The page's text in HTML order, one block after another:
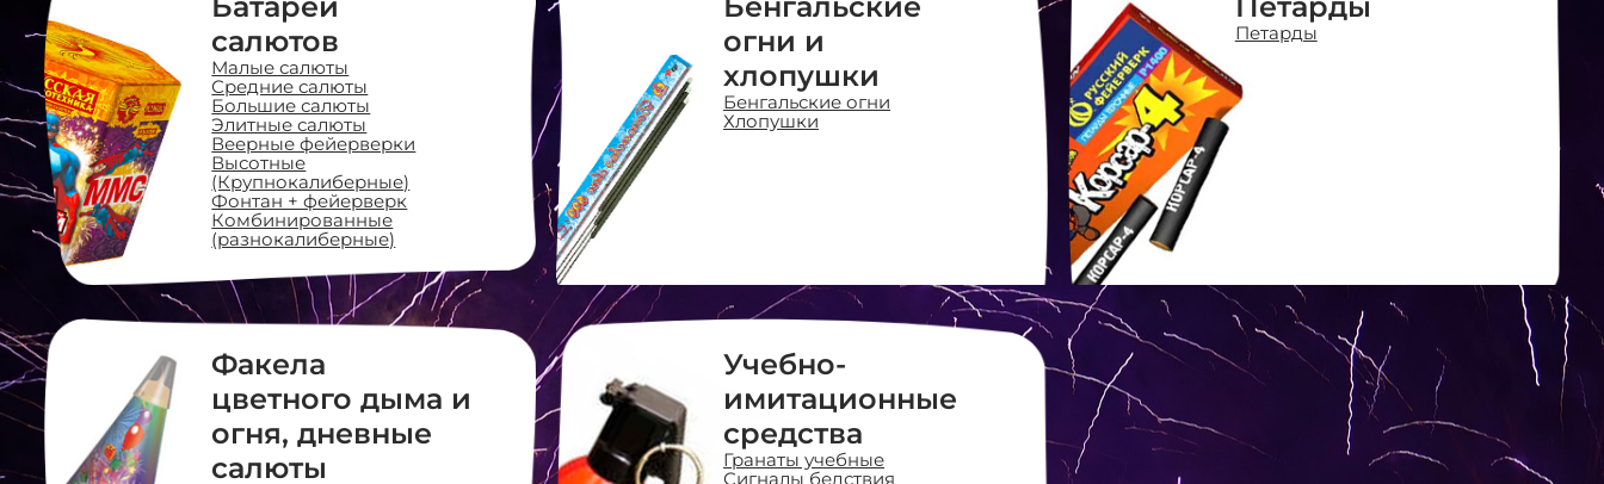
салютов
Малые салюты
Средние салюты
Большие салюты
Элитные салюты
Веерные фейерверки
Высотные
(Крупнокалиберные)
Фонтан + фейерверк
Комбинированные
(разнокалиберные)
огни и
хлопушки
Бенгальские огни
Хлопушки
Петарды
Факела
цветного дыма и
огня, дневные
салюты
Учебно-
имитационные
средства
Гранаты учебные
Сигналы бедствия